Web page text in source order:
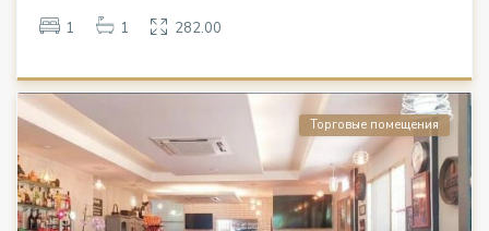
1 1 282.00
Торговые помещения